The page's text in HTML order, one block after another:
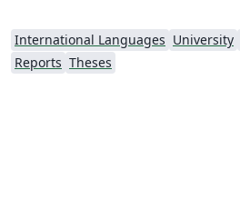
International Languages University
Reports Theses